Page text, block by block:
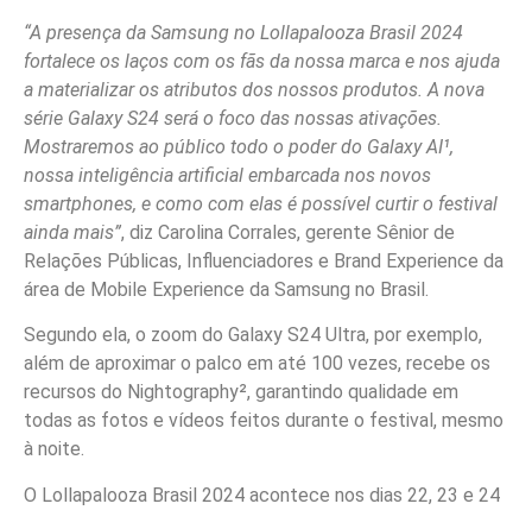
“A presença da Samsung no Lollapalooza Brasil 2024
fortalece os laços com os fãs da nossa marca e nos ajuda
a materializar os atributos dos nossos produtos. A nova
série Galaxy S24 será o foco das nossas ativações.
Mostraremos ao público todo o poder do Galaxy AI¹,
nossa inteligência artificial embarcada nos novos
smartphones, e como com elas é possível curtir o festival
ainda mais”, diz Carolina Corrales, gerente Sênior de
Relações Públicas, Influenciadores e Brand Experience da
área de Mobile Experience da Samsung no Brasil.
Segundo ela, o zoom do Galaxy S24 Ultra, por exemplo,
além de aproximar o palco em até 100 vezes, recebe os
recursos do Nightography², garantindo qualidade em
todas as fotos e vídeos feitos durante o festival, mesmo
à noite.
O Lollapalooza Brasil 2024 acontece nos dias 22, 23 e 24